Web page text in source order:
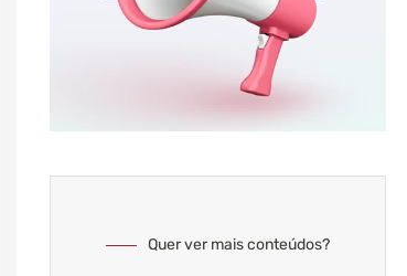
Quer ver mais conteúdos?